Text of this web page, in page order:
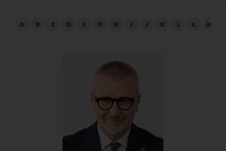
A B C D F G H I J K L Ł M